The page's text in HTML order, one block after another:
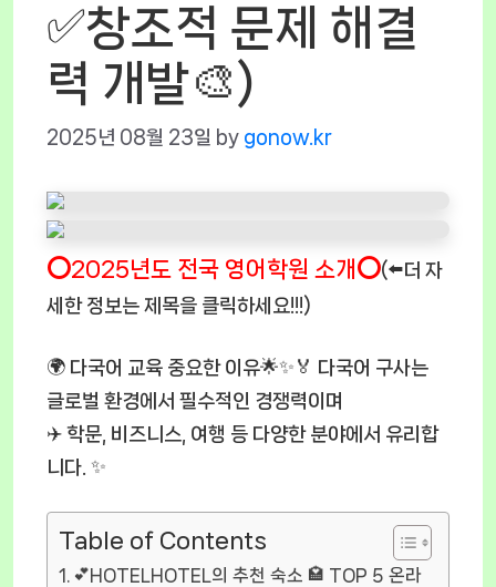
✅창조적 문제 해결
력 개발🎨)
2025년 08월 23일 by gonow.kr
⭕2025년도 전국 영어학원 소개⭕(⬅️더 자
세한 정보는 제목을 클릭하세요!!!)
🌍 다국어 교육 중요한 이유🌟✨🏅 다국어 구사는
글로벌 환경에서 필수적인 경쟁력이며
✈️ 학문, 비즈니스, 여행 등 다양한 분야에서 유리합
니다. ✨
Table of Contents
💕HOTELHOTEL의 추천 숙소 🏩 TOP 5 온라